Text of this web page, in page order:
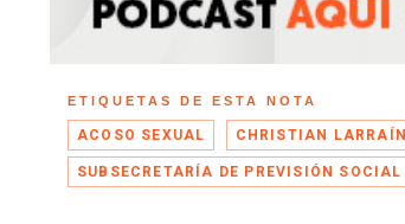
ETIQUETAS DE ESTA NOTA
ACOSO SEXUAL CHRISTIAN LARRAÍN
SUBSECRETARÍA DE PREVISIÓN SOCIAL